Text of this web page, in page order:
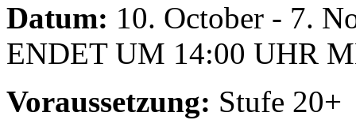
Datum: 10. October - 7.
ENDET UM 14:00 UHR
Voraussetzung: Stufe 20+